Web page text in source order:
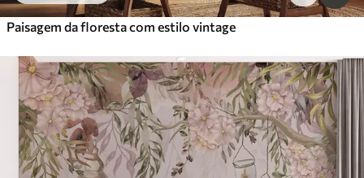
Paisagem da floresta com estilo vintage